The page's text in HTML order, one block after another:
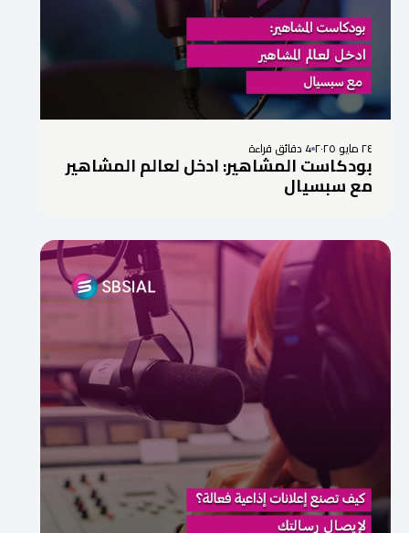
٢٤ مايو ٢٠٢٥ 4 دقائق قراءة
بودكاست المشاهير: ادخل لعالم المشاهير
مع سبسيال